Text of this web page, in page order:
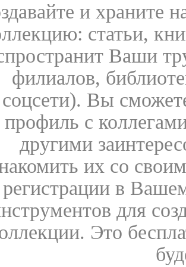
и храните
статьи,
Ваши
филиалов,
соцсети). Вы
профиль с
другими
их со
регистрации в
для
Это